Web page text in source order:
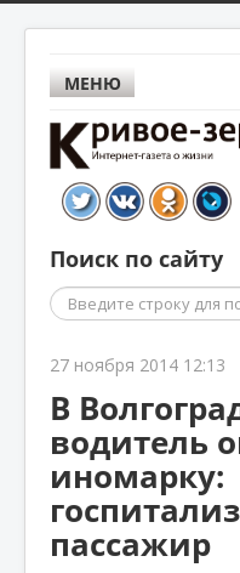
МЕНЮ
Поиск по сайту
Поиск
27 ноября 2014 12:13
В
водитель
иномарку:
пассажир